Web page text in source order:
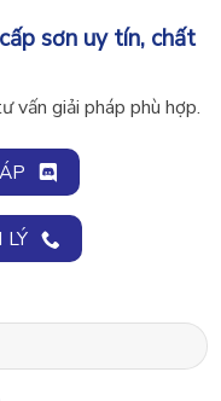
sơn uy tín, chất
vấn giải pháp phù hợp.